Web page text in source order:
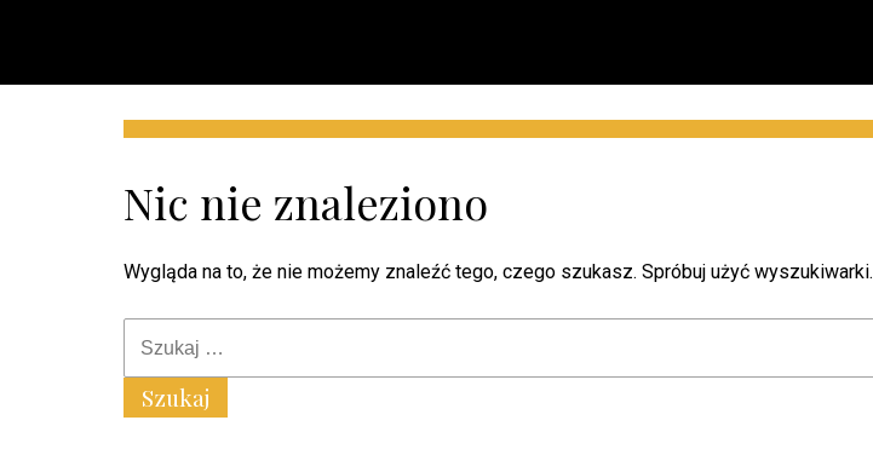
Nic nie znaleziono
Wygląda na to, że nie możemy znaleźć tego, czego szukasz. Spróbuj użyć wyszukiwarki.